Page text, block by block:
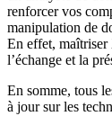
renforcer vos
manipulation de
En effet, maîtriser
l’échange et la
En somme, tous
à jour sur les